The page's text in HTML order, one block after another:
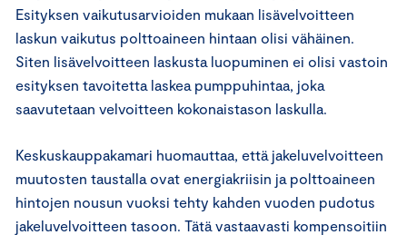
Esityksen vaikutusarvioiden mukaan lisävelvoitteen
laskun vaikutus polttoaineen hintaan olisi vähäinen.
Siten lisävelvoitteen laskusta luopuminen ei olisi vastoin
esityksen tavoitetta laskea pumppuhintaa, joka
saavutetaan velvoitteen kokonaistason laskulla.
Keskuskauppakamari huomauttaa, että jakeluvelvoitteen
muutosten taustalla ovat energiakriisin ja polttoaineen
hintojen nousun vuoksi tehty kahden vuoden pudotus
jakeluvelvoitteen tasoon. Tätä vastaavasti kompensoitiin